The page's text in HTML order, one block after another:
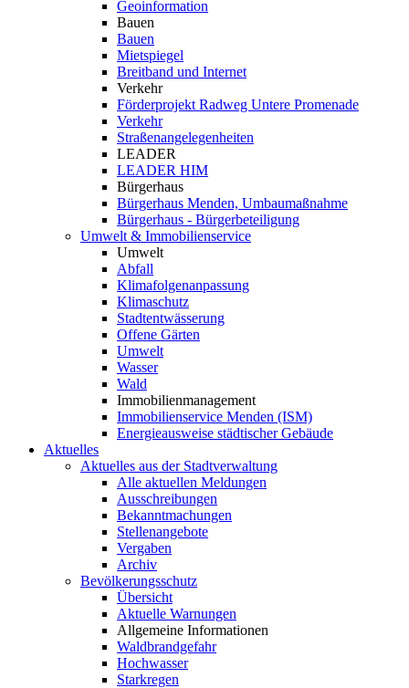
Geoinformation
Bauen
Bauen
Mietspiegel
Breitband und Internet
Verkehr
Förderprojekt Radweg Untere Promenade
Verkehr
Straßenangelegenheiten
LEADER
LEADER HIM
Bürgerhaus
Bürgerhaus Menden, Umbaumaßnahme
Bürgerhaus - Bürgerbeteiligung
Umwelt & Immobilienservice
Umwelt
Abfall
Klimafolgenanpassung
Klimaschutz
Stadtentwässerung
Offene Gärten
Umwelt
Wasser
Wald
Immobilienmanagement
Immobilienservice Menden (ISM)
Energieausweise städtischer Gebäude
Aktuelles
Aktuelles aus der Stadtverwaltung
Alle aktuellen Meldungen
Ausschreibungen
Bekanntmachungen
Stellenangebote
Vergaben
Archiv
Bevölkerungsschutz
Übersicht
Aktuelle Warnungen
Allgemeine Informationen
Waldbrandgefahr
Hochwasser
Starkregen